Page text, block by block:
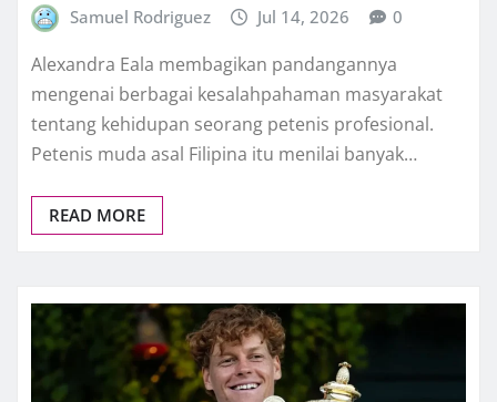
Samuel Rodriguez Jul 14, 2026 0
Alexandra Eala membagikan pandangannya
mengenai berbagai kesalahpahaman masyarakat
tentang kehidupan seorang petenis profesional.
Petenis muda asal Filipina itu menilai banyak…
READ MORE